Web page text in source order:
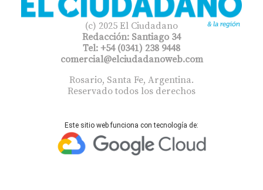
(c) 2025 El Ciudadano
Redacción: Santiago 34
Tel: +54 (0341) 238 9448
comercial@elciudadanoweb.com​
Rosario, Santa Fe, Argentina.
Reservado todos los derechos
Este sitio web funciona con tecnología de: